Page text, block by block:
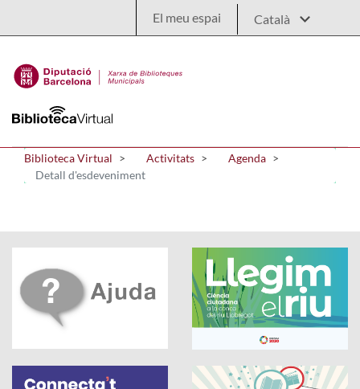
El meu espai
Biblioteca Virtual Activitats
Agenda
Detall d'esdeveniment